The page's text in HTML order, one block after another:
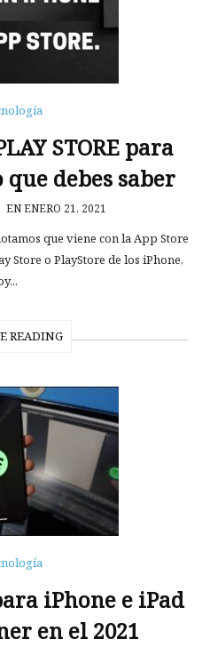
STORE para
debes saber
EN ENERO 21, 2021
que viene con la App Store
Store o PlayStore de los iPhone,
READING
iPhone e iPad
en el 2021